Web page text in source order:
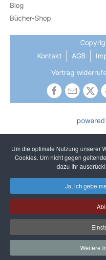
Um die optimale Nutzung unserer
Cookies. Um nicht gegen
dazu Ihr
Ja, ich gebe
Weitere
Blog
Bücher-Shop
Kontakt
AGB
Vertrag
powered
gehört zu unseren gelebten
wir auf sprachliches
unkompliziertes Lesen zu